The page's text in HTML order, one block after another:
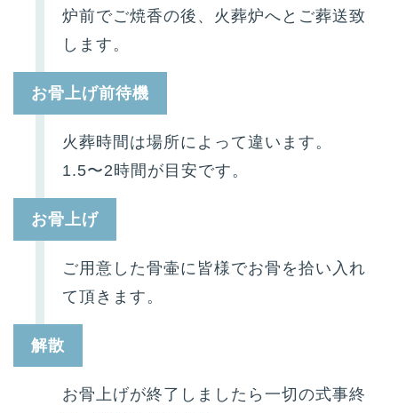
炉前でご焼香の後、火葬炉へとご葬送致
します。
お骨上げ前待機
火葬時間は場所によって違います。
1.5〜2時間が目安です。
お骨上げ
ご用意した骨壷に皆様でお骨を拾い入れ
て頂きます。
解散
お骨上げが終了しましたら一切の式事終